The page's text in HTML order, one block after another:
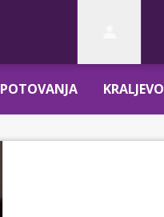
POTOVANJA KRALJEVO